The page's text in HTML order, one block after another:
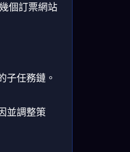
個訂票網站
任務鏈。
並調整策